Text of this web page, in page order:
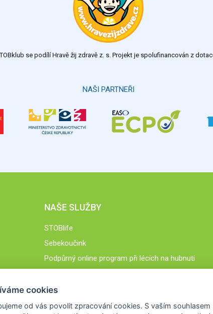
se podílí Hravě žij zdravě z. s. Projekt je spolufinancován z
NAŠI PARTNEŘI
NAŠE SLUŽBY
STOBlife
Sebekoučink
Podpůrný online program při lécích na hubnutí
cookies
od vás povolit zpracování cookies. S vaším souhlasem